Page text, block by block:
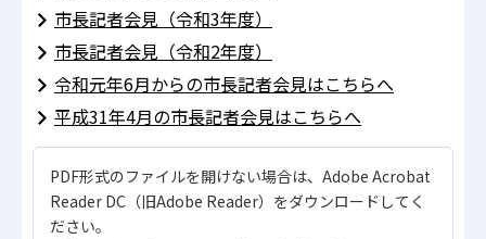
市長記者会見（令和3年度）
市長記者会見（令和2年度）
令和元年6月からの市長記者会見はこちらへ
平成31年4月の市長記者会見はこちらへ
PDF形式のファイルを開けない場合は、Adobe Acrobat
Reader DC（旧Adobe Reader）をダウンロードしてく
ださい。